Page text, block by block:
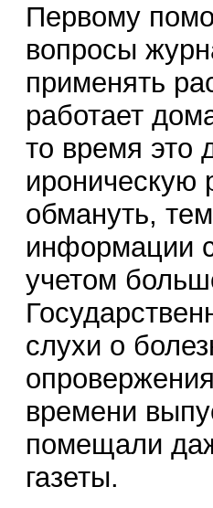
Первому
вопросы
применять
работает
то время это
ироническую
обмануть,
информации
учетом
слухи о
времени
помещали
газеты.